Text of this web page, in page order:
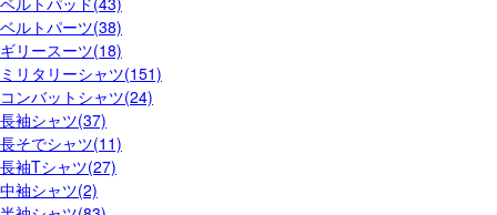
ベルトパーツ(38)
ギリースーツ(18)
ミリタリーシャツ(151)
コンバットシャツ(24)
長袖シャツ(37)
長そでシャツ(11)
長袖Tシャツ(27)
中袖シャツ(2)